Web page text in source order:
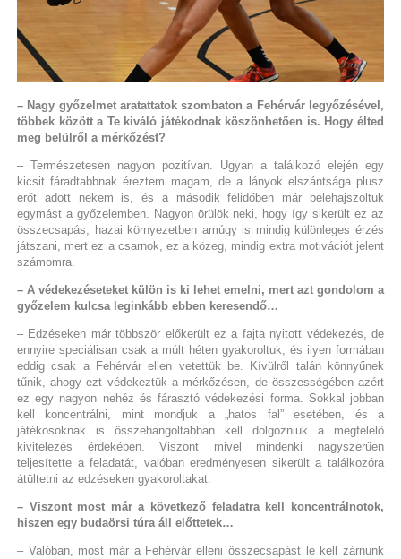
– Nagy győzelmet aratattatok szombaton a Fehérvár legyőzésével,
többek között a Te kiváló játékodnak köszönhetően is. Hogy élted
meg belülről a mérkőzést?
– Természetesen nagyon pozitívan. Ugyan a találkozó elején egy
kicsit fáradtabbnak éreztem magam, de a lányok elszántsága plusz
erőt adott nekem is, és a második félidőben már belehajszoltuk
egymást a győzelemben. Nagyon örülök neki, hogy így sikerült ez az
összecsapás, hazai környezetben amúgy is mindig különleges érzés
játszani, mert ez a csarnok, ez a közeg, mindig extra motivációt jelent
számomra.
– A védekezéseteket külön is ki lehet emelni, mert azt gondolom a
győzelem kulcsa leginkább ebben keresendő…
– Edzéseken már többször előkerült ez a fajta nyitott védekezés, de
ennyire speciálisan csak a múlt héten gyakoroltuk, és ilyen formában
eddig csak a Fehérvár ellen vetettük be. Kívülről talán könnyűnek
tűnik, ahogy ezt védekeztük a mérkőzésen, de összességében azért
ez egy nagyon nehéz és fárasztó védekezési forma. Sokkal jobban
kell koncentrálni, mint mondjuk a „hatos fal” esetében, és a
játékosoknak is összehangoltabban kell dolgozniuk a megfelelő
kivitelezés érdekében. Viszont mivel mindenki nagyszerűen
teljesítette a feladatát, valóban eredményesen sikerült a találkozóra
átültetni az edzéseken gyakoroltakat.
– Viszont most már a következő feladatra kell koncentrálnotok,
hiszen egy budaörsi túra áll előttetek…
– Valóban, most már a Fehérvár elleni összecsapást le kell zárnunk